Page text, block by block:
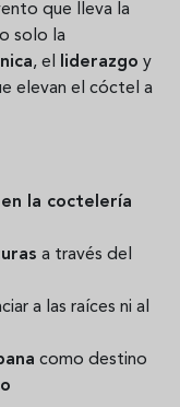
que lleva la
solo la
, el liderazgo y
elevan el cóctel a
la coctelería
a través del
a las raíces ni al
como destino